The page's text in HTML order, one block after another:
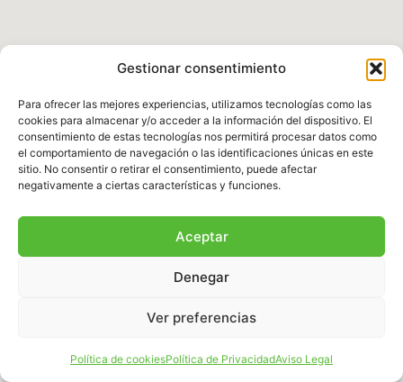
Gestionar consentimiento
Para ofrecer las mejores experiencias, utilizamos tecnologías como las
cookies para almacenar y/o acceder a la información del dispositivo. El
consentimiento de estas tecnologías nos permitirá procesar datos como
el comportamiento de navegación o las identificaciones únicas en este
sitio. No consentir o retirar el consentimiento, puede afectar
negativamente a ciertas características y funciones.
Aceptar
Denegar
Ver preferencias
Política de cookiesPolítica de PrivacidadAviso Legal
Política de Privacidad|Aviso legal |Política de
Cookies|Términos y Condiciones
© 2025 Fundación Natura Parc – Todos los
BalearDigital